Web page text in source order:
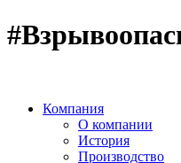
Компания
О компании
История
Производство